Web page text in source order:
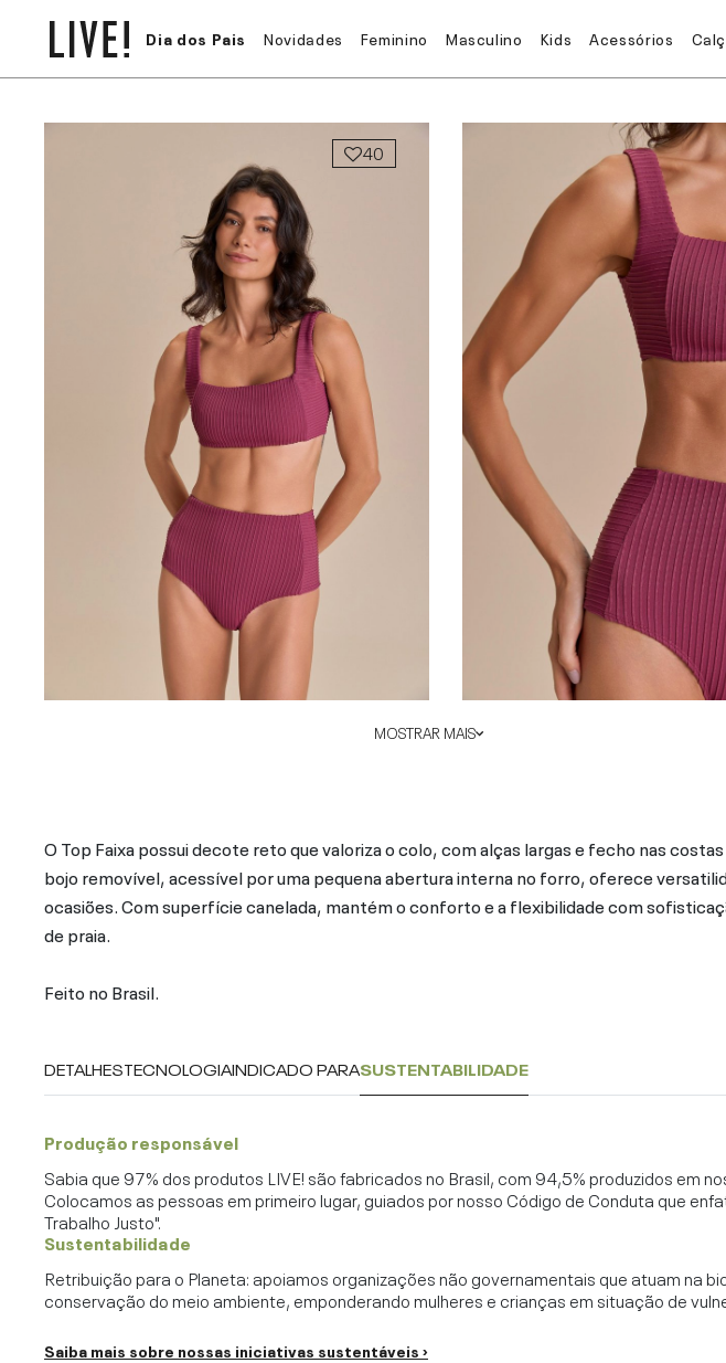
Dia dos Pais Novidades Feminino Masculino Kids Acessórios
40
MOSTRAR MAIS
O Top Faixa possui decote reto que valoriza o colo, com alças largas e fecho nas
bojo removível, acessível por uma pequena abertura interna no forro, oferece
ocasiões. Com superfície canelada, mantém o conforto e a flexibilidade com
de praia.
Feito no Brasil.
DETALHESTECNOLOGIAINDICADO PARASUSTENTABILIDADE
Produção responsável
Sabia que 97% dos produtos LIVE! são fabricados no Brasil, com 94,5% produzidos em
Colocamos as pessoas em primeiro lugar, guiados por nosso Código de Conduta que
Trabalho Justo".
Sustentabilidade
Retribuição para o Planeta: apoiamos organizações não governamentais que atuam na
conservação do meio ambiente, emponderando mulheres e crianças em situação de
Saiba mais sobre nossas iniciativas sustentáveis ›